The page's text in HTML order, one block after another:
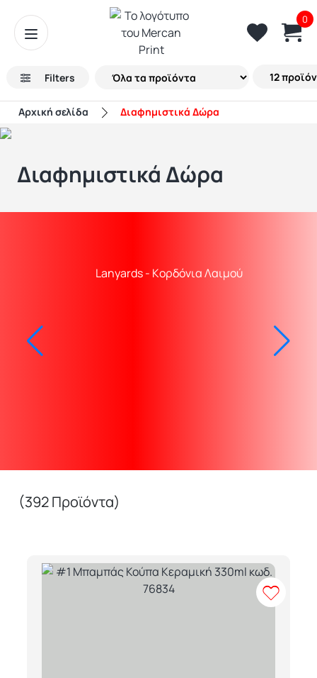
0
Filters
Αρχική σελίδα Διαφημιστικά Δώρα
Διαφημιστικά Δώρα
Lanyards - Kορδόνια Λαιμού
(392 Προϊόντα)